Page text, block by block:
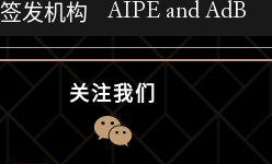
签发机构 AIPE and AdB
关注我们